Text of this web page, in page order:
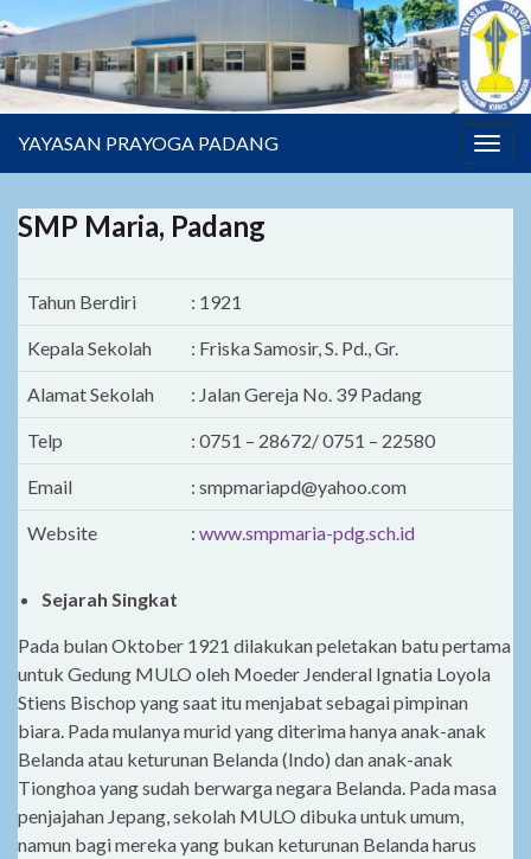
YAYASAN PRAYOGA PADANG
SMP Maria, Padang
Tahun Berdiri : 1921
Kepala Sekolah : Friska Samosir, S. Pd., Gr.
Alamat Sekolah : Jalan Gereja No. 39 Padang
Telp : 0751 – 28672/ 0751 – 22580
Email : smpmariapd@yahoo.com
Website : www.smpmaria-pdg.sch.id
Sejarah Singkat
Pada bulan Oktober 1921 dilakukan peletakan batu pertama
untuk Gedung MULO oleh Moeder Jenderal Ignatia Loyola
Stiens Bischop yang saat itu menjabat sebagai pimpinan
biara. Pada mulanya murid yang diterima hanya anak-anak
Belanda atau keturunan Belanda (Indo) dan anak-anak
Tionghoa yang sudah berwarga negara Belanda. Pada masa
penjajahan Jepang, sekolah MULO dibuka untuk umum,
namun bagi mereka yang bukan keturunan Belanda harus